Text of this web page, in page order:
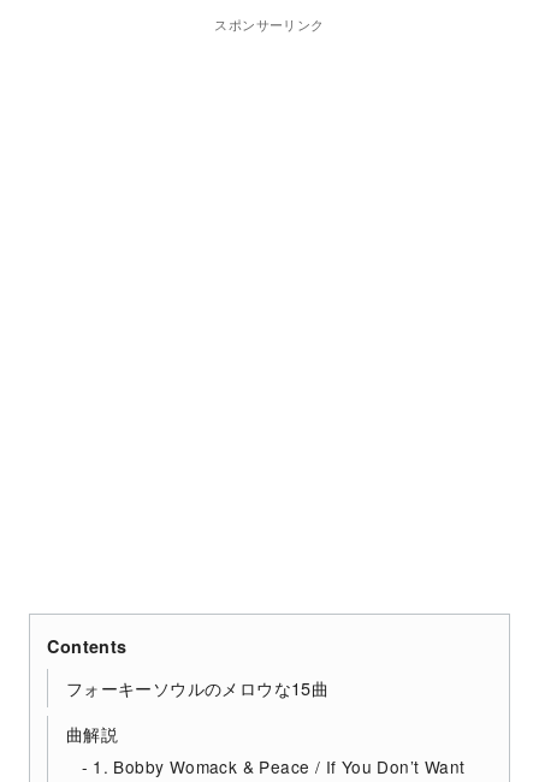
スポンサーリンク
Contents
フォーキーソウルのメロウな15曲
曲解説
1. Bobby Womack & Peace / If You Don’t Want